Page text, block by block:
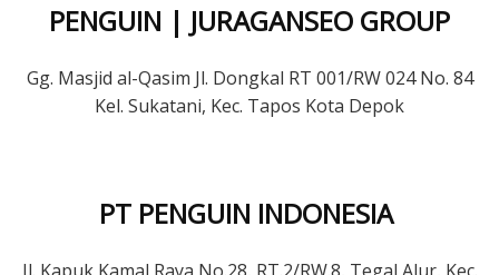
PENGUIN | JURAGANSEO GROUP
Gg. Masjid al-Qasim Jl. Dongkal RT 001/RW 024 No. 84
Kel. Sukatani, Kec. Tapos Kota Depok
PT PENGUIN INDONESIA